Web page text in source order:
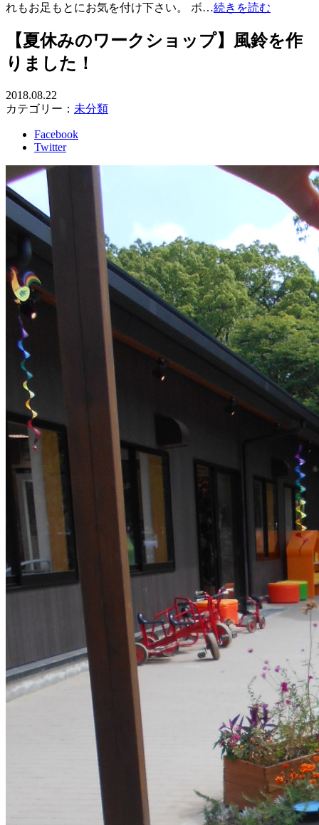
れもお足もとにお気を付け下さい。 ボ…続きを読む
【夏休みのワークショップ】風鈴を作
りました！
2018.08.22
カテゴリー： 未分類
Facebook
Twitter